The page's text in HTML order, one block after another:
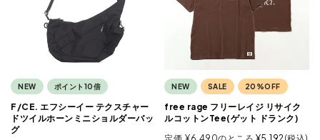
NEW ポイント10倍
F/CE. エフシーイー テクスチャー
ドツイルホーンミニショルダーバッ
グ
NEW SALE 20%OFF
free rage フリーレイジ リサイク
ルコットンTee(ゲット ドランク)